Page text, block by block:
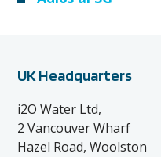
UK Headquarters
i2O Water Ltd,
2 Vancouver Wharf
Hazel Road, Woolston